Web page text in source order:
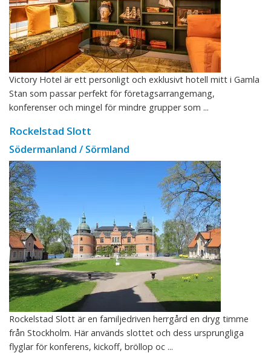
Victory Hotel är ett personligt och exklusivt hotell mitt i Gamla
Stan som passar perfekt för företagsarrangemang,
konferenser och mingel för mindre grupper som ...
Rockelstad Slott
Södermanland / Sörmland
Rockelstad Slott är en familjedriven herrgård en dryg timme
från Stockholm. Här används slottet och dess ursprungliga
flyglar för konferens, kickoff, bröllop oc ...